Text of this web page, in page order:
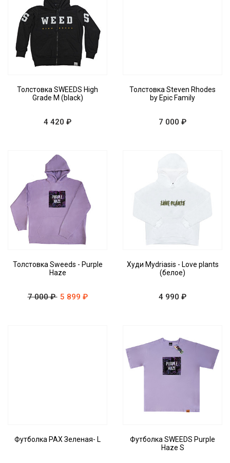
Толстовка SWEEDS High
Grade M (black)
4 420 ₽
Толстовка Steven Rhodes
by Epic Family
7 000 ₽
Толстовка Sweeds - Purple
Haze
7 000 ₽ 5 899 ₽
Худи Mydriasis - Love plants
(белое)
4 990 ₽
Футболка PAX Зеленая- L
Футболка SWEEDS Purple
Haze S